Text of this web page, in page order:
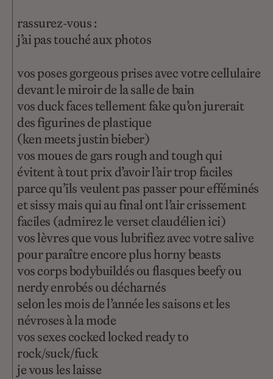
rassurez-vous :
j’ai pas touché aux photos
vos poses gorgeous prises avec votre cellulaire
devant le miroir de la salle de bain
vos duck faces tellement fake qu’on jurerait
des figurines de plastique
(ken meets justin bieber)
vos moues de gars rough and tough qui
évitent à tout prix d’avoir l’air trop faciles
parce qu’ils veulent pas passer pour efféminés
et sissy mais qui au final ont l’air crissement
faciles (admirez le verset claudélien ici)
vos lèvres que vous lubrifiez avec votre salive
pour paraître encore plus horny beasts
vos corps bodybuildés ou flasques beefy ou
nerdy enrobés ou décharnés
selon les mois de l’année les saisons et les
névroses à la mode
vos sexes cocked locked ready to
rock/suck/fuck
je vous les laisse